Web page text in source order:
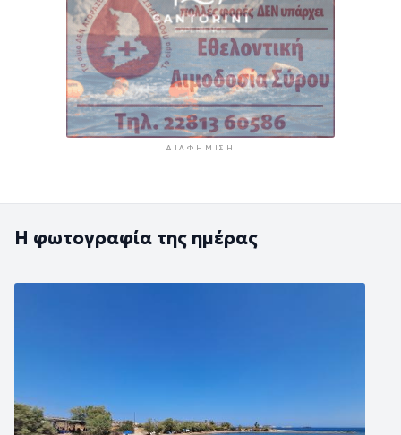
ΔΙΑΦΉΜΙΣΗ
Η φωτογραφία της ημέρας